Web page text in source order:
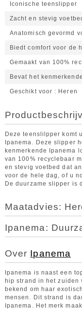
Iconische teenslipper
Zacht en stevig
Anatomisch gevormd
Biedt comfort voor de
Gemaakt van 100%
Bevat het
Geschikt voor Heren
Deze teenslilpper komt
Ipanema. Deze slipper
kenmerkende Ipanema
van 100% recyclebaar
en stevig voetbed dat
voor de hele dag, of u
De duurzame slipper is
Maatadvies:
Ipanema:
Over Ipanema
Ipanema is naast een
hip strand in het zuiden
bekend om haar
mensen. Dit strand is
Ipanema. Het merk